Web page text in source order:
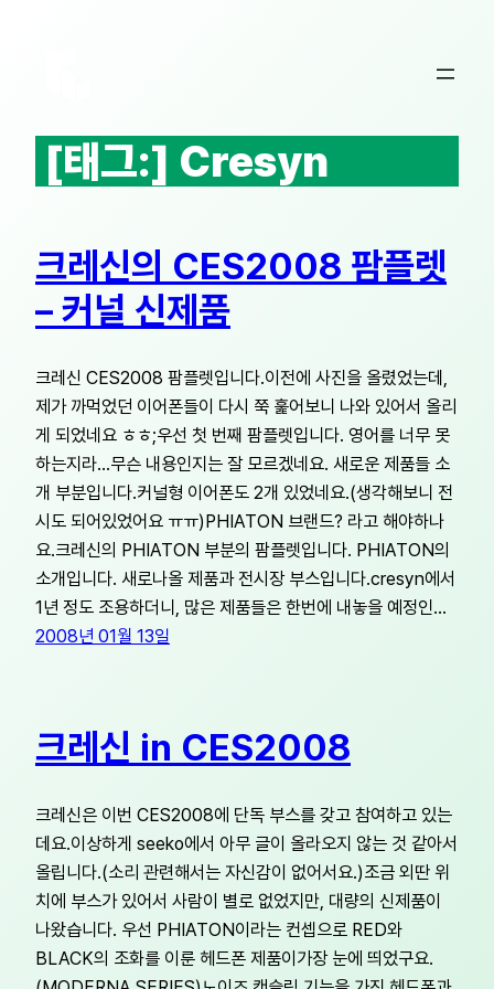
[태그:] Cresyn
크레신의 CES2008 팜플렛
– 커널 신제품
크레신 CES2008 팜플렛입니다.이전에 사진을 올렸었는데,
제가 까먹었던 이어폰들이 다시 쭉 훑어보니 나와 있어서 올리
게 되었네요 ㅎㅎ;우선 첫 번째 팜플렛입니다. 영어를 너무 못
하는지라…무슨 내용인지는 잘 모르겠네요. 새로운 제품들 소
개 부분입니다.커널형 이어폰도 2개 있었네요.(생각해보니 전
시도 되어있었어요 ㅠㅠ)PHIATON 브랜드? 라고 해야하나
요.크레신의 PHIATON 부분의 팜플렛입니다. PHIATON의
소개입니다. 새로나올 제품과 전시장 부스입니다.cresyn에서
1년 정도 조용하더니, 많은 제품들은 한번에 내놓을 예정인…
2008년 01월 13일
크레신 in CES2008
크레신은 이번 CES2008에 단독 부스를 갖고 참여하고 있는
데요.이상하게 seeko에서 아무 글이 올라오지 않는 것 같아서
올립니다.(소리 관련해서는 자신감이 없어서요.)조금 외딴 위
치에 부스가 있어서 사람이 별로 없었지만, 대량의 신제품이
나왔습니다. 우선 PHIATON이라는 컨셉으로 RED와
BLACK의 조화를 이룬 헤드폰 제품이가장 눈에 띄었구요.